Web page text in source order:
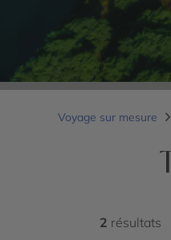
Voyage sur mesure
2 résultats